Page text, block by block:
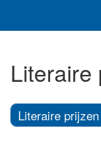
Literaire
Literaire prijzen